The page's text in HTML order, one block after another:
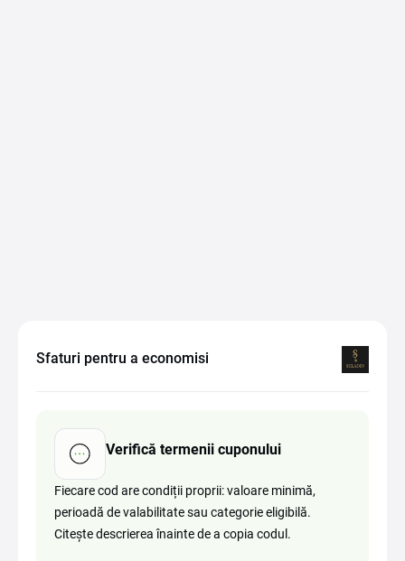
Sfaturi pentru a economisi
Verifică termenii cuponului
Fiecare cod are condiții proprii: valoare minimă,
perioadă de valabilitate sau categorie eligibilă.
Citește descrierea înainte de a copia codul.